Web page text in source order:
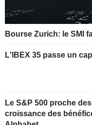
Bourse Zurich: le SMI
L'IBEX 35 passe un
Le S&P 500 proche
croissance des